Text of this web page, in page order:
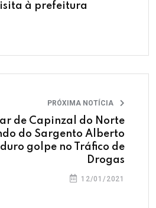
à prefeitura
PRÓXIMA NOTÍCIA
de Capinzal do Norte
do Sargento Alberto
golpe no Tráfico de
Drogas
12/01/2021